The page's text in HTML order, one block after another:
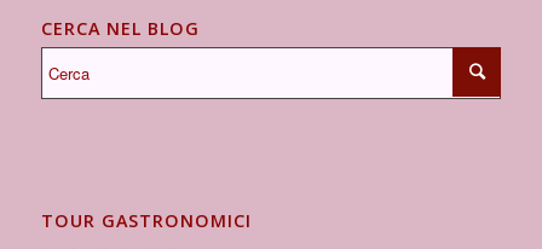
CERCA NEL BLOG
TOUR GASTRONOMICI